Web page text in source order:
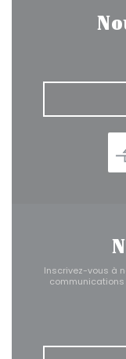
Inscrivez-vous à